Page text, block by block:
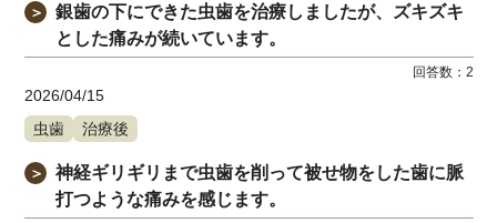
＞
銀歯の下にできた虫歯を治療しましたが、ズキズキ
とした痛みが続いています。
回答数： 2
2026/04/15
虫歯
治療後
＞
神経ギリギリまで虫歯を削って被せ物をした歯に脈
打つような痛みを感じます。